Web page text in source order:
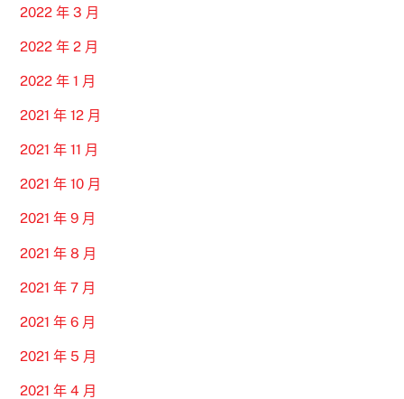
2022 年 3 月
2022 年 2 月
2022 年 1 月
2021 年 12 月
2021 年 11 月
2021 年 10 月
2021 年 9 月
2021 年 8 月
2021 年 7 月
2021 年 6 月
2021 年 5 月
2021 年 4 月